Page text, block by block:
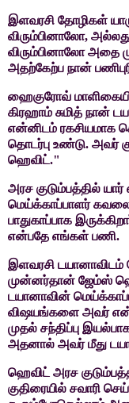
இளவரசி தோழிகள்
விரும்பினாலோ,
விரும்பினாலோ அதை
அதற்கேற்ப நான்
ஹைகுரோவ்
கிரஹாம் சுமித் நான்
என்னிடம் ரகசியமாக
தொடர்பு உண்டு. அவர்
ஹெவிட்."
அரச குடும்பத்தில்
மெய்க்காப்பாளர்
பாதுகாப்பாக
என்பதே எங்கள் பணி.
இளவரசி டயானாவிடம்
முன்னர்தான் ஜேம்ஸ்
டயானாவின்
விஷயங்களை அவர்
முதல் சந்திப்பு
அதனால் அவர் மீது
ஹெவிட் அரச
குதிரையில் சவாரி